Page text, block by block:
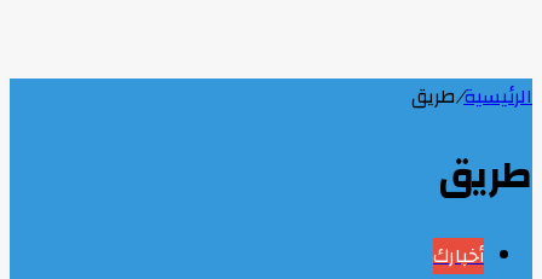
الرئيسية/طريق
طريق
أخبارك